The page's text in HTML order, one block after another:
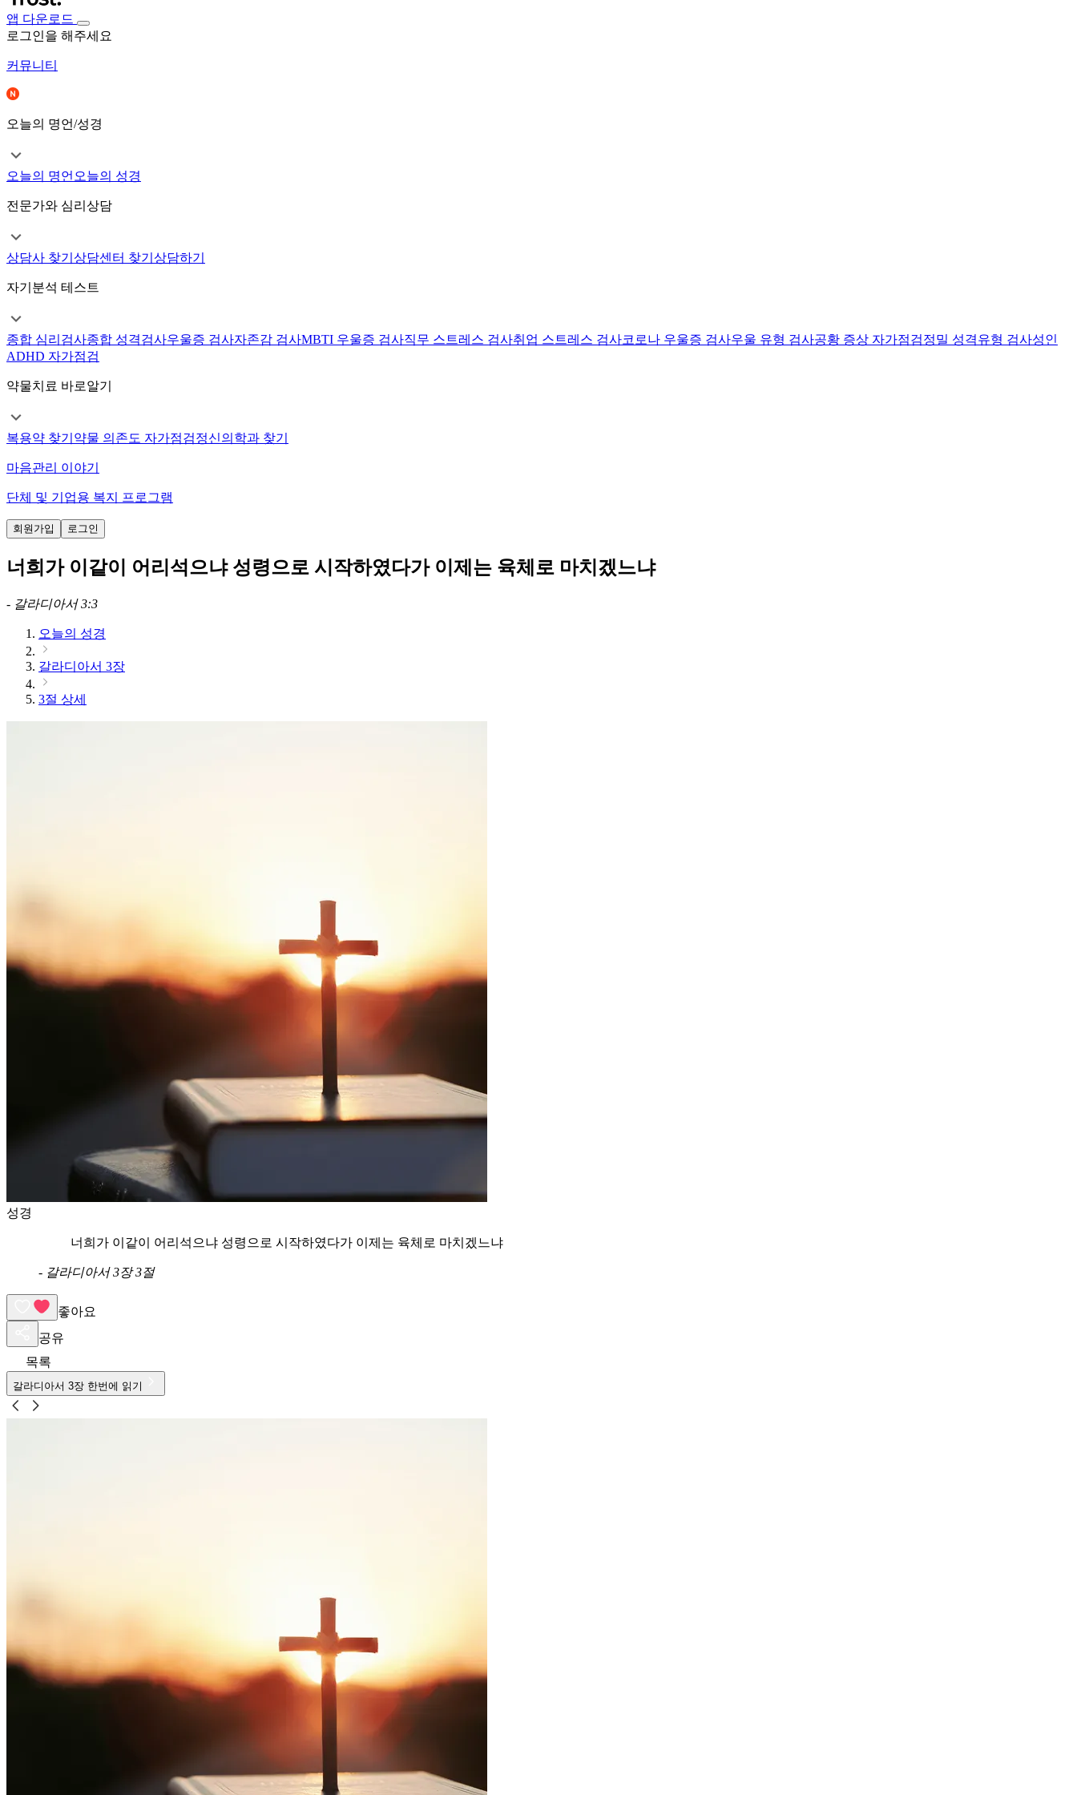
앱 다운로드
로그인을 해주세요
커뮤니티
오늘의 명언/성경
오늘의 명언 오늘의 성경
전문가와 심리상담
상담사 찾기 상담센터 찾기 상담하기
자기분석 테스트
종합 심리검사종합 성격검사우울증 검사자존감 검사MBTI 우울증 검사직무 스트레스 검사취업 스트레스 검사코로나 우울증 검사우울 유형 검사공황 증상 자가점검정밀 성격유형 검사성인
ADHD 자가점검
약물치료 바로알기
복용약 찾기 약물 의존도 자가점검정신의학과 찾기
마음관리 이야기
단체 및 기업용 복지 프로그램
회원가입 로그인
너희가 이같이 어리석으냐 성령으로 시작하였다가 이제는 육체로 마치겠느냐
- 갈라디아서 3:3
오늘의 성경
갈라디아서 3장
3절 상세
성경
너희가 이같이 어리석으냐 성령으로 시작하였다가 이제는 육체로 마치겠느냐
- 갈라디아서 3장 3절
좋아요
공유
목록
갈라디아서 3장 한번에 읽기